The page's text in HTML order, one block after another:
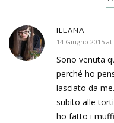
ILEANA
14 Giugno 2015 at
Sono venuta
perché ho
lasciato da
subito alle
ho fatto i